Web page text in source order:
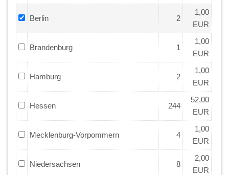
Berlin 2
1,00
EUR
Brandenburg 1
1,00
EUR
Hamburg 2
1,00
EUR
Hessen 244
52,00
EUR
Mecklenburg-Vorpommern 4
1,00
EUR
Niedersachsen 8
2,00
EUR